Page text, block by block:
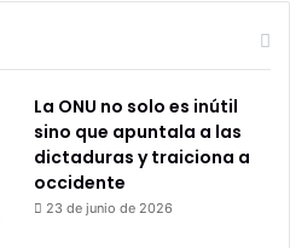
La ONU no solo es inútil
sino que apuntala a las
dictaduras y traiciona a
occidente
23 de junio de 2026